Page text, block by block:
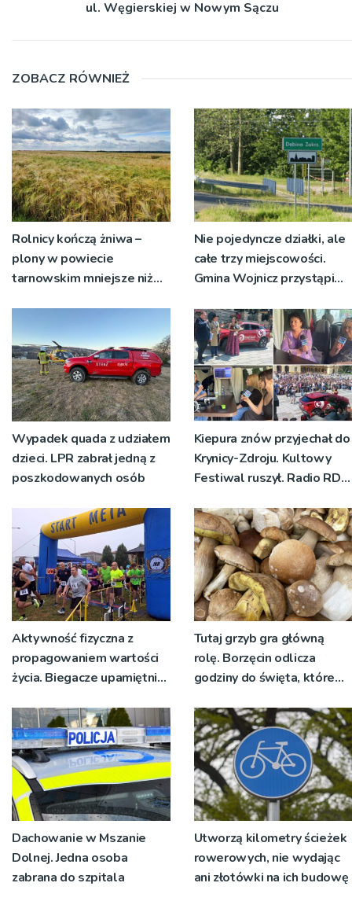
ul. Węgierskiej w Nowym Sączu
ZOBACZ RÓWNIEŻ
Rolnicy kończą żniwa –
plony w powiecie
tarnowskim mniejsze niż
Nie pojedyncze działki, ale
całe trzy miejscowości.
Gmina Wojnicz przystąpi
planistycznych
Wypadek quada z udziałem
dzieci. LPR zabrał jedną z
poszkodowanych osób
Kiepura znów przyjechał do
Krynicy-Zdroju. Kultowy
Festiwal ruszył. Radio RDN
żywo [ZDJĘCIA]
Aktywność fizyczna z
propagowaniem wartości
życia. Biegacze upamiętnili
Tutaj grzyb gra główną
rolę. Borzęcin odlicza
godziny do święta, które
pokoleń
Dachowanie w Mszanie
Dolnej. Jedna osoba
zabrana do szpitala
Utworzą kilometry ścieżek
rowerowych, nie wydając
ani złotówki na ich budowę